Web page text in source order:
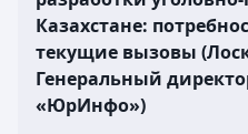
Казахстане:
текущие вызовы
Генеральный
«ЮрИнфо»)